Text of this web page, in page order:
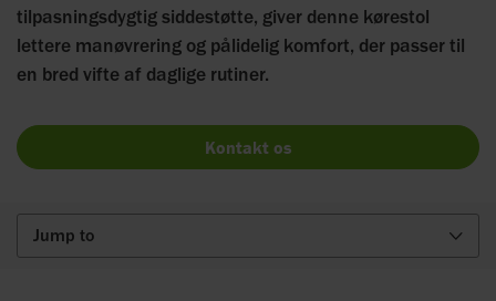
tilpasningsdygtig siddestøtte, giver denne kørestol
lettere manøvrering og pålidelig komfort, der passer til
en bred vifte af daglige rutiner.
Kontakt os
Jump to